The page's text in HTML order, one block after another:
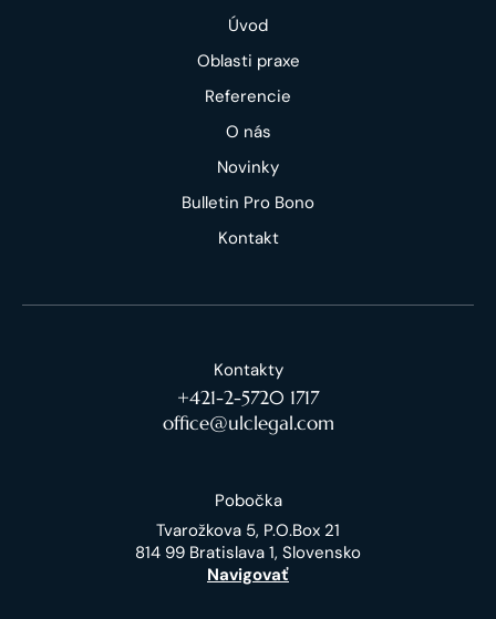
Úvod
Oblasti praxe
Referencie
O nás
Novinky
Bulletin Pro Bono
Kontakt
Kontakty
+421-2-5720 1717
office@ulclegal.com
Pobočka
Tvarožkova 5, P.O.Box 21
814 99 Bratislava 1, Slovensko
Navigovať